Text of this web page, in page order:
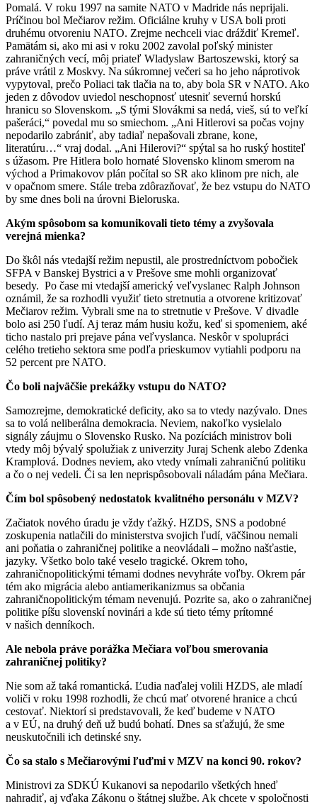
Pomalá. V roku 1997 na samite NATO v Madride nás neprijali.
Príčinou bol Mečiarov režim. Oficiálne kruhy v USA boli proti
druhému otvoreniu NATO. Zrejme nechceli viac dráždiť Kremeľ.
Pamätám si, ako mi asi v roku 2002 zavolal poľský minister
zahraničných vecí, môj priateľ Wladyslaw Bartoszewski, ktorý sa
práve vrátil z Moskvy. Na súkromnej večeri sa ho jeho náprotivok
vypytoval, prečo Poliaci tak tlačia na to, aby bola SR v NATO. Ako
jeden z dôvodov uviedol neschopnosť utesniť severnú horskú
hranicu so Slovenskom. „S tými Slovákmi sa nedá, vieš, sú to veľkí
pašeráci,“ povedal mu so smiechom. „Ani Hitlerovi sa počas vojny
nepodarilo zabrániť, aby tadiaľ nepašovali zbrane, kone,
literatúru…“ vraj dodal. „Ani Hilerovi?“ spýtal sa ho ruský hostiteľ
s úžasom. Pre Hitlera bolo hornaté Slovensko klinom smerom na
východ a Primakovov plán počítal so SR ako klinom pre nich, ale
v opačnom smere. Stále treba zdôrazňovať, že bez vstupu do NATO
by sme dnes boli na úrovni Bieloruska.
Akým spôsobom sa komunikovali tieto témy a zvyšovala
verejná mienka?
Do škôl nás vtedajší režim nepustil, ale prostredníctvom pobočiek
SFPA v Banskej Bystrici a v Prešove sme mohli organizovať
besedy. Po čase mi vtedajší americký veľvyslanec Ralph Johnson
oznámil, že sa rozhodli využiť tieto stretnutia a otvorene kritizovať
Mečiarov režim. Vybrali sme na to stretnutie v Prešove. V divadle
bolo asi 250 ľudí. Aj teraz mám husiu kožu, keď si spomeniem, aké
ticho nastalo pri prejave pána veľvyslanca. Neskôr v spolupráci
celého tretieho sektora sme podľa prieskumov vytiahli podporu na
52 percent pre NATO.
Čo boli najväčšie prekážky vstupu do NATO?
Samozrejme, demokratické deficity, ako sa to vtedy nazývalo. Dnes
sa to volá neliberálna demokracia. Neviem, nakoľko vysielalo
signály záujmu o Slovensko Rusko. Na pozíciách ministrov boli
vtedy môj bývalý spolužiak z univerzity Juraj Schenk alebo Zdenka
Kramplová. Dodnes neviem, ako vtedy vnímali zahraničnú politiku
a čo o nej vedeli. Či sa len neprispôsobovali náladám pána Mečiara.
Čím bol spôsobený nedostatok kvalitného personálu v MZV?
Začiatok nového úradu je vždy ťažký. HZDS, SNS a podobné
zoskupenia natlačili do ministerstva svojich ľudí, väčšinou nemali
ani poňatia o zahraničnej politike a neovládali – možno našťastie,
jazyky. Všetko bolo také veselo tragické. Okrem toho,
zahraničnopolitickými témami dodnes nevyhráte voľby. Okrem pár
tém ako migrácia alebo antiamerikanizmus sa občania
zahraničnopolitickým témam nevenujú. Pozrite sa, ako o zahraničnej
politike píšu slovenskí novinári a kde sú tieto témy prítomné
v našich denníkoch.
Ale nebola práve porážka Mečiara voľbou smerovania
zahraničnej politiky?
Nie som až taká romantická. Ľudia naďalej volili HZDS, ale mladí
voliči v roku 1998 rozhodli, že chcú mať otvorené hranice a chcú
cestovať. Niektorí si predstavovali, že keď budeme v NATO
a v EÚ, na druhý deň už budú bohatí. Dnes sa sťažujú, že sme
neuskutočnili ich detinské sny.
Čo sa stalo s Mečiarovými ľuďmi v MZV na konci 90. rokov?
Ministrovi za SDKÚ Kukanovi sa nepodarilo všetkých hneď
nahradiť, aj vďaka Zákonu o štátnej službe. Ak chcete v spoločnosti